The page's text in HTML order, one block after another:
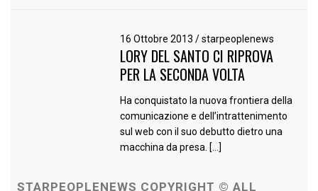
16 Ottobre 2013/ starpeoplenews
LORY DEL SANTO CI RIPROVA
PER LA SECONDA VOLTA
Ha conquistato la nuova frontiera della
comunicazione e dell’intrattenimento
sul web con il suo debutto dietro una
macchina da presa. […]
STARPEOPLENEWS COPYRIGHT © ALL